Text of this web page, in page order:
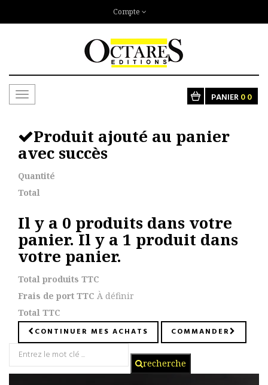
Compte
Toggle
PANIER00
Produit ajouté au panier
avec succès
Quantité
Total
Il y a 0 produits dans votre
panier.Il y a 1 produit dans
votre panier.
Total produits TTC
Frais de port TTC À définir
Total TTC
CONTINUER MES ACHATS COMMANDER
recherche